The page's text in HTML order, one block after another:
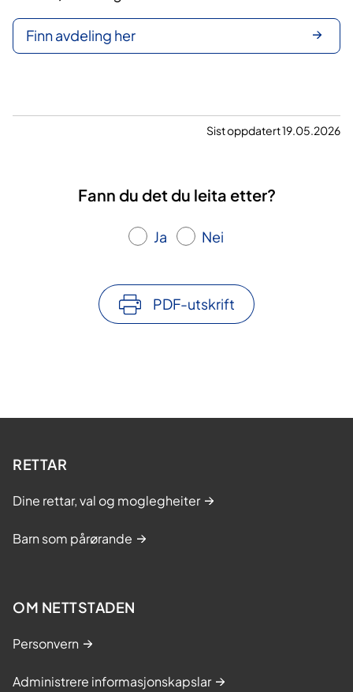
Finn avdeling her
Sist oppdatert 19.05.2026
Fann du det du leita etter?
Ja Nei
PDF-utskrift
RETTAR
Dine rettar, val og moglegheiter
Barn som pårørande
OM NETTSTADEN
Personvern
Administrere informasjonskapslar